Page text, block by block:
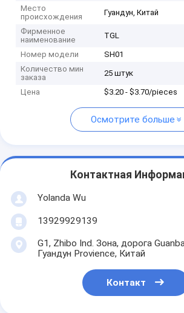
Место
происхождения
Гуандун, Китай
Фирменное
наименование
TGL
Номер модели
SH01
Количество мин
заказа
25 штук
Цена $3.20 - $3.70/pieces
Осмотрите больше
Контактная
Yolanda Wu
13929929139
G1, Zhibo Ind. Зона, дорога
Гуандун Provience, Китай
Контакт